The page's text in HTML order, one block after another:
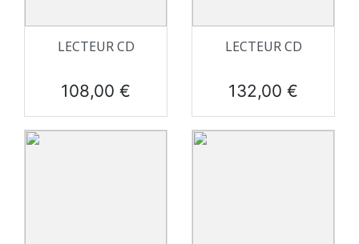
LECTEUR CD
Prix
108,00 €
LECTEUR CD
Prix
132,00 €